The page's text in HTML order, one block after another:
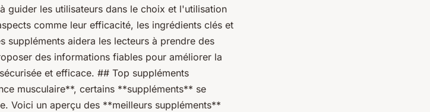
guider les utilisateurs dans le choix et l'utilisation
comme leur efficacité, les ingrédients clés et
suppléments aidera les lecteurs à prendre des
des informations fiables pour améliorer la
et efficace. ## Top suppléments
musculaire**, certains **suppléments** se
Voici un aperçu des **meilleurs suppléments**